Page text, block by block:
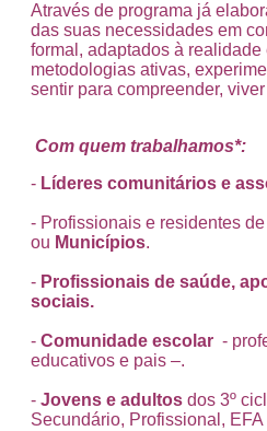
Através de programa já
das suas necessidades em
formal, adaptados à
metodologias ativas,
sentir para compreender,
Com quem trabalhamos*:
- Líderes comunitários e
- Profissionais e residentes de
ou Municípios.
- Profissionais de saúde,
sociais.
- Comunidade escolar -
educativos e pais –.
- Jovens e adultos dos 3º
Secundário, Profissional,